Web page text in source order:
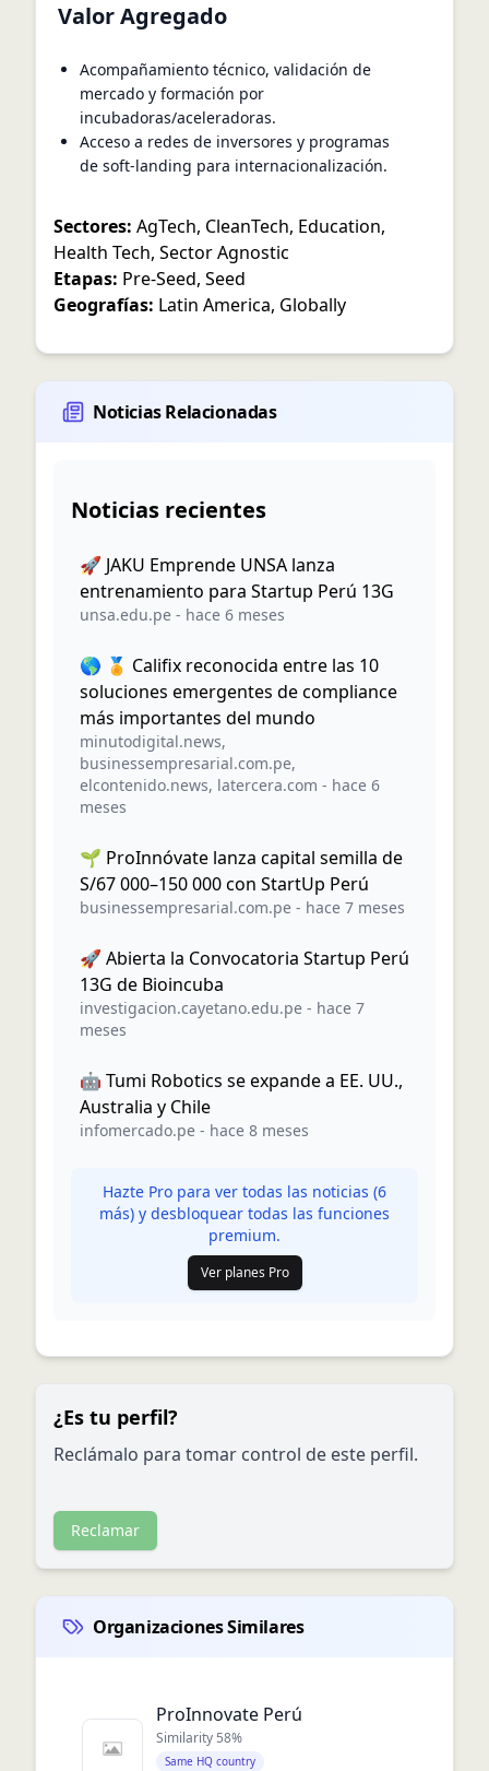
Valor Agregado
Acompañamiento técnico, validación de
mercado y formación por
incubadoras/aceleradoras.
Acceso a redes de inversores y programas
de soft-landing para internacionalización.
Sectores: AgTech, CleanTech, Education,
Health Tech, Sector Agnostic
Etapas: Pre-Seed, Seed
Geografías: Latin America, Globally
Noticias Relacionadas
Noticias recientes
🚀 JAKU Emprende UNSA lanza
entrenamiento para Startup Perú 13G
unsa.edu.pe - hace 6 meses
🌎 🏅 Califix reconocida entre las 10
soluciones emergentes de compliance
más importantes del mundo
minutodigital.news,
businessempresarial.com.pe,
elcontenido.news, latercera.com - hace 6
meses
🌱 ProInnóvate lanza capital semilla de
S/67 000–150 000 con StartUp Perú
businessempresarial.com.pe - hace 7 meses
🚀 Abierta la Convocatoria Startup Perú
13G de Bioincuba
investigacion.cayetano.edu.pe - hace 7
meses
🤖 Tumi Robotics se expande a EE. UU.,
Australia y Chile
infomercado.pe - hace 8 meses
Hazte Pro para ver todas las noticias (6
más) y desbloquear todas las funciones
premium.
Ver planes Pro
¿Es tu perfil?
Reclámalo para tomar control de este perfil.
Reclamar
Organizaciones Similares
ProInnovate Perú
Similarity 58%
Same HQ country